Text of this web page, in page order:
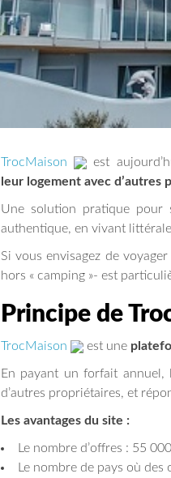
TrocMaison est
leur logement avec
Une solution pratique pour
authentique, en vivant
Si vous envisagez de
hors « camping »- est
Principe de
TrocMaison est une
En payant un forfait annuel,
d’autres propriétaires, et
Les avantages du site :
Le nombre d’offres : 55 000
Le nombre de pays où